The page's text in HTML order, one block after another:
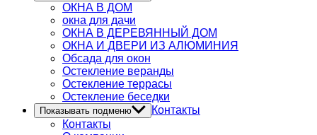
ОКНА В ДОМ
окна для дачи
ОКНА В ДЕРЕВЯННЫЙ ДОМ
ОКНА И ДВЕРИ ИЗ АЛЮМИНИЯ
Обсада для окон
Остекление веранды
Остекление террасы
Остекление беседки
Показывать подменю
Контакты
Контакты